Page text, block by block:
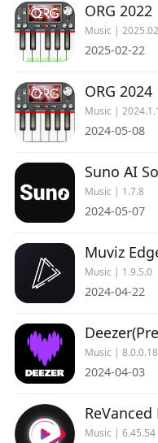
ORG 2022
Music |
2025-02-22
ORG 2024
Music |
2024-05-08
Music | 1.7.8
2024-05-07
Muviz
Music | 1.9.5.0
2024-04-22
Music | 8.0.0.18
2024-04-03
Music | 6.45.54